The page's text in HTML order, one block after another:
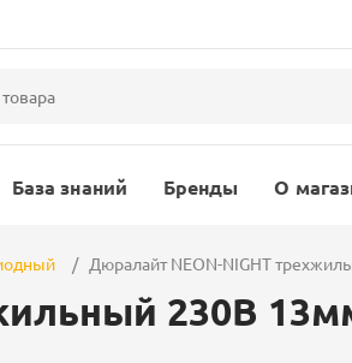
База знаний Бренды О
Дюралайт NEON-NIGHT
230В